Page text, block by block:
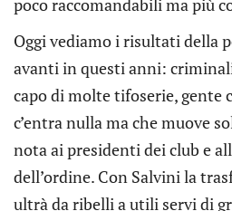
Oggi vediamo i risultati della
avanti in questi anni:
capo di molte tifoserie, gente
c’entra nulla ma che muove
nota ai presidenti dei club e
dell’ordine. Con Salvini la
ultrà da ribelli a utili servi di